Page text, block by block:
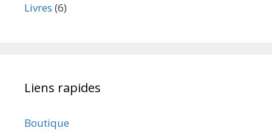
Livres (6)
Liens rapides
Boutique